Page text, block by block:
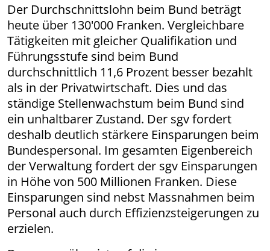
Der Durchschnittslohn beim Bund beträgt
heute über 130'000 Franken. Vergleichbare
Tätigkeiten mit gleicher Qualifikation und
Führungsstufe sind beim Bund
durchschnittlich 11,6 Prozent besser bezahlt
als in der Privatwirtschaft. Dies und das
ständige Stellenwachstum beim Bund sind
ein unhaltbarer Zustand. Der sgv fordert
deshalb deutlich stärkere Einsparungen beim
Bundespersonal. Im gesamten Eigenbereich
der Verwaltung fordert der sgv Einsparungen
in Höhe von 500 Millionen Franken. Diese
Einsparungen sind nebst Massnahmen beim
Personal auch durch Effizienzsteigerungen zu
erzielen.